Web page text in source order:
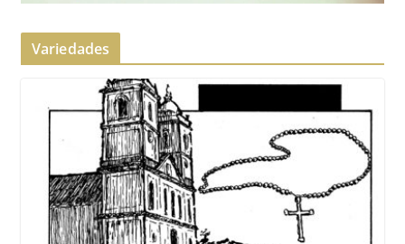
Variedades